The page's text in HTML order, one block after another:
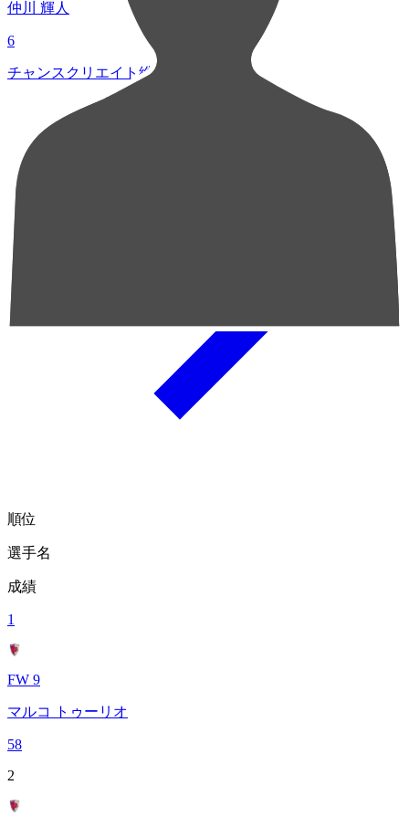
仲川 輝人
6
チャンスクリエイト総数
順位
選手名
成績
1
FW 9
マルコ トゥーリオ
58
2